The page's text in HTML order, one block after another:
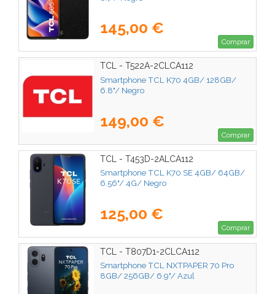
145,00 €
Comprar
TCL - T522A-2CLCA112
Smartphone TCL K70 4GB/ 128GB/
6.8"/ Negro
149,00 €
Comprar
TCL - T453D-2ALCA112
Smartphone TCL K70 SE 4GB/ 64GB/
6.56"/ 4G/ Negro
125,00 €
Comprar
TCL - T807D1-2CLCA112
Smartphone TCL NXTPAPER 70 Pro
8GB/ 256GB/ 6.9"/ Azul